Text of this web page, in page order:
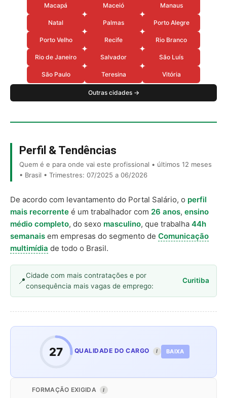
Macapá Maceió Manaus
Natal Palmas Porto Alegre
Porto Velho Recife Rio Branco
Rio de Janeiro Salvador São Luís
São Paulo Teresina Vitória
Outras cidades →
Perfil & Tendências
Quem é e para onde vai este profissional • últimos 12 meses
• Brasil • Trimestres: 07/2025 a 06/2026
De acordo com levantamento do Portal Salário, o perfil
mais recorrente é um trabalhador com 26 anos, ensino
médio completo, do sexo masculino, que trabalha 44h
semanais em empresas do segmento de Comunicação
multimídia de todo o Brasil.
Cidade com mais contratações e por
consequência mais vagas de emprego:
Curitiba
27 QUALIDADE DO CARGO I BAIXA
FORMAÇÃO EXIGIDA I